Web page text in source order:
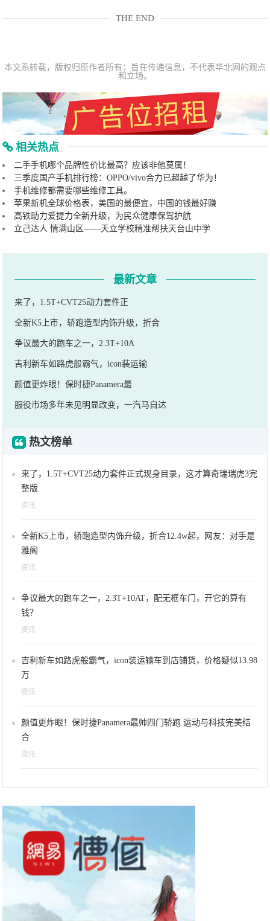
THE END
本文系转载，版权归原作者所有；旨在传递信息，不代表华北网的观点
和立场。
相关热点
二手手机哪个品牌性价比最高？应该非他莫属！
三季度国产手机排行榜：OPPO/vivo合力已超越了华为！
手机维修都需要哪些维修工具。
苹果新机全球价格表，美国的最便宜，中国的钱最好赚
高铁助力爱提力全新升级，为民众健康保驾护航
立己达人 情满山区——天立学校精准帮扶天台山中学
最新文章
来了，1.5T+CVT25动力套件正
全新K5上市，轿跑造型内饰升级，折合
争议最大的跑车之一，2.3T+10A
吉利新车如路虎般霸气，icon装运输
颜值更炸眼！保时捷Panamera最
服役市场多年未见明显改变，一汽马自达
热文榜单
来了，1.5T+CVT25动力套件正式现身目录，这才算奇瑞瑞虎3完
整版
资讯
全新K5上市，轿跑造型内饰升级，折合12.4w起，网友：对手是
雅阁
资讯
争议最大的跑车之一，2.3T+10AT，配无框车门，开它的算有
钱？
资讯
吉利新车如路虎般霸气，icon装运输车到店铺货，价格疑似13.98
万
资讯
颜值更炸眼！保时捷Panamera最帅四门轿跑 运动与科技完美结
合
资讯